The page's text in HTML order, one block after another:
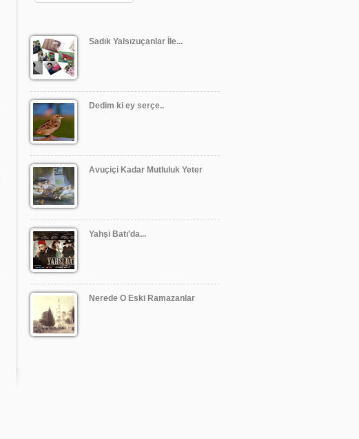
Sadık Yalsızuçanlar İle...
Dedim ki ey serçe..
Avuçiçi Kadar Mutluluk Yeter
Yahşi Batı'da...
Nerede O Eski Ramazanlar